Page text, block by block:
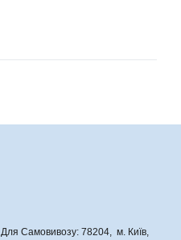
Для Самовивозу: 78204, м. Київ,